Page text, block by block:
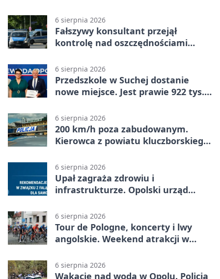
6 sierpnia 2026
Fałszywy konsultant przejął
kontrolę nad oszczędnościami
6 sierpnia 2026
Przedszkole w Suchej dostanie
nowe miejsce. Jest prawie 922 tys.
6 sierpnia 2026
200 km/h poza zabudowanym.
Kierowca z powiatu kluczborskiego
6 sierpnia 2026
Upał zagraża zdrowiu i
infrastrukturze. Opolski urząd
6 sierpnia 2026
Tour de Pologne, koncerty i lwy
angolskie. Weekend atrakcji w
6 sierpnia 2026
Wakacje nad wodą w Opolu. Policja